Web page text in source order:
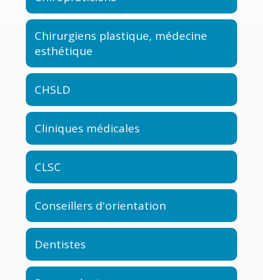
Chirurgiens plastique, médecine
esthétique
CHSLD
Cliniques médicales
CLSC
Conseillers d'orientation
Dentistes